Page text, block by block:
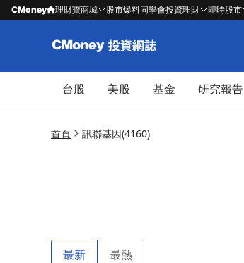
CMoney 理財寶商城 股市爆料同學會投資理財 即時股市
台股 美股 基金 研究報告
首頁 訊聯基因(4160)
最新 最熱